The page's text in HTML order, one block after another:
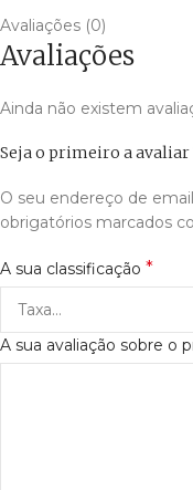
Avaliações (0)
Avaliações
Ainda não existem
Seja o primeiro a avaliar
O seu endereço de
obrigatórios marcados
A sua classificação *
A sua avaliação sobre o